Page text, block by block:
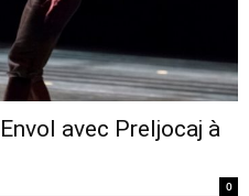
avec Preljocaj à
0